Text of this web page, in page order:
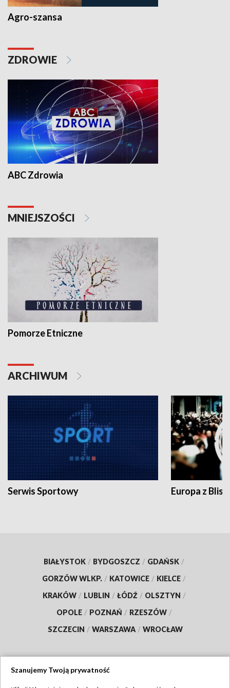
Agro-szansa
ZDROWIE
ABC Zdrowia
MNIEJSZOŚCI
Pomorze Etniczne
ARCHIWUM
Serwis Sportowy Europa z
BIAŁYSTOK / BYDGOSZCZ / GDAŃSK /
GORZÓW WLKP. / KATOWICE / KIELCE /
KRAKÓW / LUBLIN / ŁÓDŹ / OLSZTYN /
OPOLE / POZNAŃ / RZESZÓW /
SZCZECIN / WARSZAWA / WROCŁAW
Szanujemy Twoją prywatność